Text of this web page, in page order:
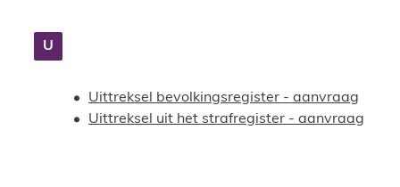
U
Uittreksel bevolkingsregister - aanvraag
Uittreksel uit het strafregister - aanvraag